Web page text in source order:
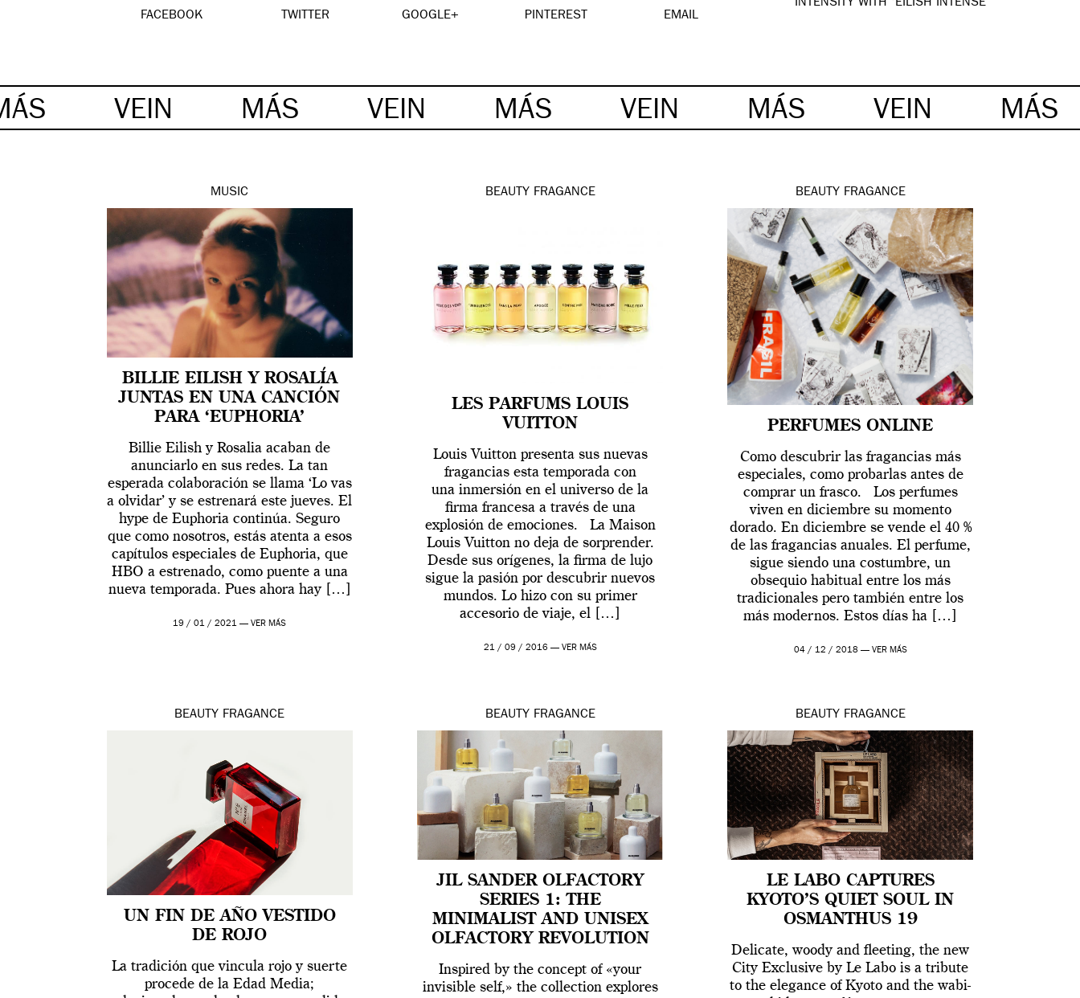
FACEBOOK TWITTER GOOGLE+ PINTEREST EMAIL
INTENSITY WITH ‘EILISH INTENSE’
VEIN MÁS VEIN MÁS VEIN MÁS VEIN MÁS
MUSIC
BILLIE EILISH Y ROSALÍA
JUNTAS EN UNA CANCIÓN
PARA ‘EUPHORIA’
Billie Eilish y Rosalia acaban de
anunciarlo en sus redes. La tan
esperada colaboración se llama ‘Lo vas
a olvidar’ y se estrenará este jueves. El
hype de Euphoria continúa. Seguro
que como nosotros, estás atenta a esos
capítulos especiales de Euphoria, que
HBO a estrenado, como puente a una
nueva temporada. Pues ahora hay […]
19 / 01 / 2021 —VER MÁS
BEAUTY FRAGANCE
LES PARFUMS LOUIS
VUITTON
Louis Vuitton presenta sus nuevas
fragancias esta temporada con
una inmersión en el universo de la
firma francesa a través de una
explosión de emociones. La Maison
Louis Vuitton no deja de sorprender.
Desde sus orígenes, la firma de lujo
sigue la pasión por descubrir nuevos
mundos. Lo hizo con su primer
accesorio de viaje, el […]
21 / 09 / 2016 — VER MÁS
BEAUTY FRAGANCE
PERFUMES ONLINE
Como descubrir las fragancias más
especiales, como probarlas antes de
comprar un frasco. Los perfumes
viven en diciembre su momento
dorado. En diciembre se vende el 40 %
de las fragancias anuales. El perfume,
sigue siendo una costumbre, un
obsequio habitual entre los más
tradicionales pero también entre los
más modernos. Estos días ha […]
04 / 12 / 2018 — VER MÁS
BEAUTY FRAGANCE
UN FIN DE AÑO VESTIDO
DE ROJO
La tradición que vincula rojo y suerte
procede de la Edad Media;
BEAUTY FRAGANCE
JIL SANDER OLFACTORY
SERIES 1: THE
MINIMALIST AND UNISEX
OLFACTORY REVOLUTION
Inspired by the concept of «your
invisible self,» the collection explores
BEAUTY FRAGANCE
LE LABO CAPTURES
KYOTO’S QUIET SOUL IN
OSMANTHUS 19
Delicate, woody and fleeting, the new
City Exclusive by Le Labo is a tribute
to the elegance of Kyoto and the wabi-